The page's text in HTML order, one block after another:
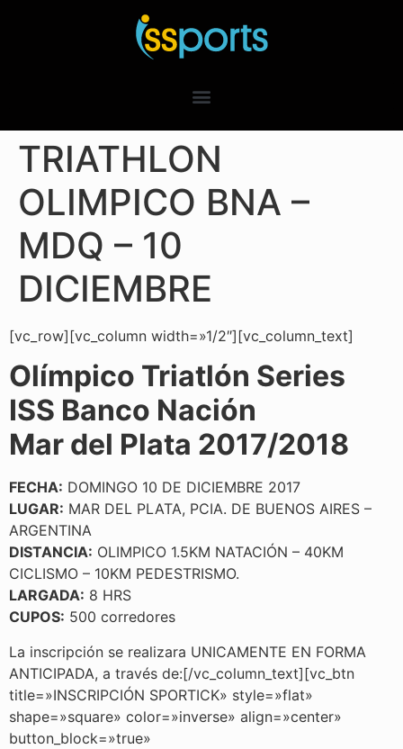
TRIATHLON
OLIMPICO BNA –
MDQ – 10
DICIEMBRE
[vc_row][vc_column width=»1/2″][vc_column_text]
Olímpico Triatlón Series
ISS Banco Nación
Mar del Plata 2017/2018
FECHA: DOMINGO 10 DE DICIEMBRE 2017
LUGAR: MAR DEL PLATA, PCIA. DE BUENOS AIRES –
ARGENTINA
DISTANCIA: OLIMPICO 1.5KM NATACIÓN – 40KM
CICLISMO – 10KM PEDESTRISMO.
LARGADA: 8 HRS
CUPOS: 500 corredores
La inscripción se realizara UNICAMENTE EN FORMA
ANTICIPADA, a través de:[/vc_column_text][vc_btn
title=»INSCRIPCIÓN SPORTICK» style=»flat»
shape=»square» color=»inverse» align=»center»
button_block=»true»